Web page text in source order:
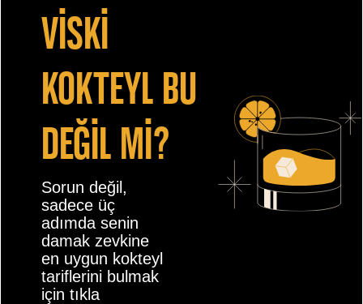
vİskİ
kokteyl bu
değİl mİ?
Sorun değil,
sadece üç
adımda senin
damak zevkine
en uygun kokteyl
tariflerini bulmak
için tıkla